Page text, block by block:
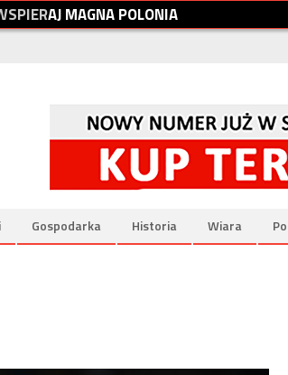
SPIERAJMAGNAPOLONIA
Gospodarka Historia Wiara